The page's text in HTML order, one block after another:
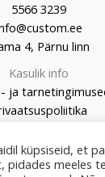
5566 3239
4, Pärnu linn
Kasulik info
ja
küpsiseid, et
meeles